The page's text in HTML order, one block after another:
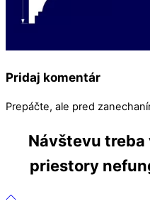
Pridaj komentár
Prepáčte, ale pred
Návštevu
priestory